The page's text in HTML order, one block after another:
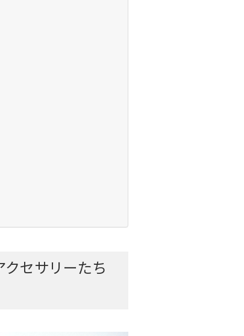
クセサリーたち